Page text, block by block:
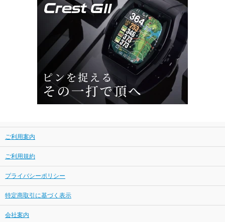
ご利用案内
ご利用規約
プライバシーポリシー
特定商取引に基づく表示
会社案内